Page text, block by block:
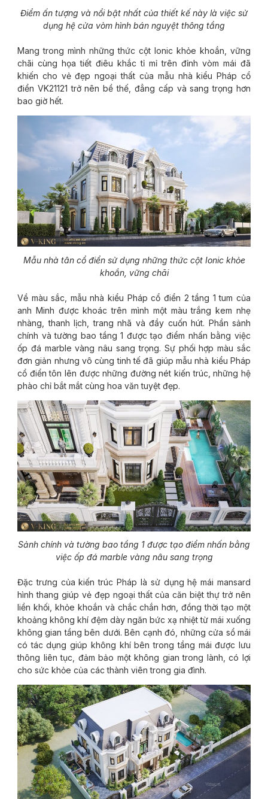
Điểm ấn tượng và nổi bật nhất của thiết kế này là việc sử
dụng hệ cửa vòm hình bán nguyệt thông tầng
Mang trong mình những thức cột Ionic khỏe khoắn, vững
chãi cùng họa tiết điêu khắc tỉ mỉ trên đỉnh vòm mái đã
khiến cho vẻ đẹp ngoại thất của mẫu nhà kiểu Pháp cổ
điển VK21121 trở nên bề thế, đẳng cấp và sang trọng hơn
bao giờ hết.
Mẫu nhà tân cổ điển sử dụng những thức cột Ionic khỏe
khoắn, vững chãi
Về màu sắc, mẫu nhà kiểu Pháp cổ điển 2 tầng 1 tum của
anh Minh được khoác trên mình một màu trắng kem nhẹ
nhàng, thanh lịch, trang nhã và đầy cuốn hút. Phần sảnh
chính và tường bao tầng 1 được tạo điểm nhấn bằng việc
ốp đá marble vàng nâu sang trọng. Sự phối hợp màu sắc
đơn giản nhưng vô cùng tinh tế đã giúp mẫu nhà kiểu Pháp
cổ điển tôn lên được những đường nét kiến trúc, những hệ
phào chỉ bắt mắt cùng hoa văn tuyệt đẹp.
Sảnh chính và tường bao tầng 1 được tạo điểm nhấn bằng
việc ốp đá marble vàng nâu sang trọng
Đặc trưng của kiến trúc Pháp là sử dụng hệ mái mansard
hình thang giúp vẻ đẹp ngoại thất của căn biệt thự trở nên
liền khối, khỏe khoắn và chắc chắn hơn, đồng thời tạo một
khoảng không khí đệm dày ngăn bức xạ nhiệt từ mái xuống
không gian tầng bên dưới. Bên cạnh đó, những cửa sổ mái
có tác dụng giúp không khí bên trong tầng mái được lưu
thông liên tục, đảm bảo một không gian trong lành, có lợi
cho sức khỏe của các thành viên trong gia đình.